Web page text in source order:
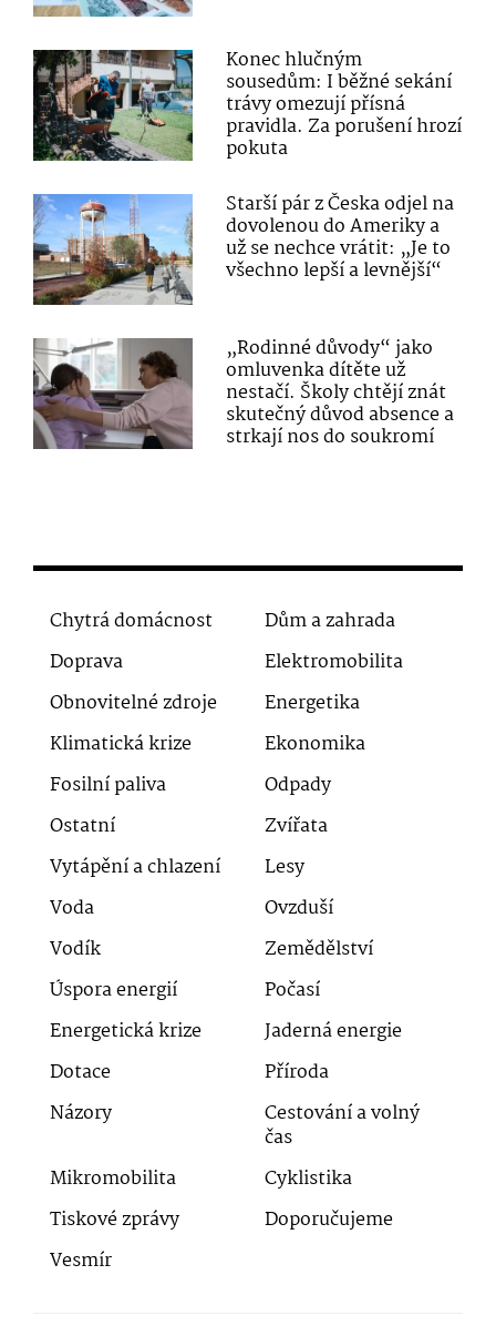
Konec hlučným
sousedům: I běžné sekání
trávy omezují přísná
pravidla. Za porušení hrozí
pokuta
Starší pár z Česka odjel na
dovolenou do Ameriky a
už se nechce vrátit: „Je to
všechno lepší a levnější“
„Rodinné důvody“ jako
omluvenka dítěte už
nestačí. Školy chtějí znát
skutečný důvod absence a
strkají nos do soukromí
Chytrá domácnost
Dům a zahrada
Doprava
Elektromobilita
Obnovitelné zdroje
Energetika
Klimatická krize
Ekonomika
Fosilní paliva
Odpady
Ostatní
Zvířata
Vytápění a chlazení
Lesy
Voda
Ovzduší
Vodík
Zemědělství
Úspora energií
Počasí
Energetická krize
Jaderná energie
Dotace
Příroda
Názory
Cestování a volný
čas
Mikromobilita
Cyklistika
Tiskové zprávy
Doporučujeme
Vesmír